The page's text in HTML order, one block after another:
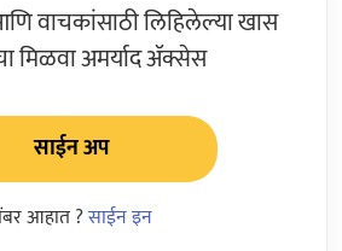
वाचकांसाठी लिहिलेल्या खास
मिळवा अमर्याद ॲक्सेस
साईन अप
आहात ?साईन इन